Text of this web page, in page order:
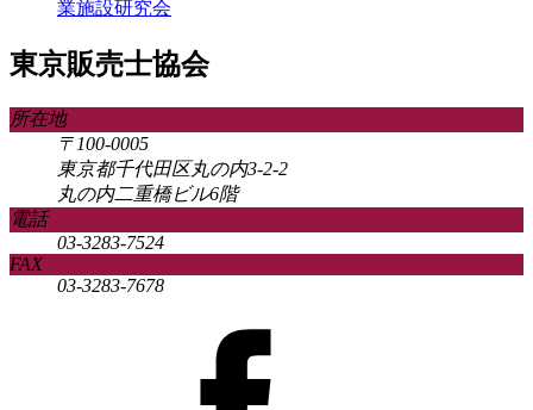
業施設研究会
東京販売士協会
所在地
〒100-0005
東京都千代田区丸の内3-2-2
丸の内二重橋ビル6階
電話
03-3283-7524
FAX
03-3283-7678